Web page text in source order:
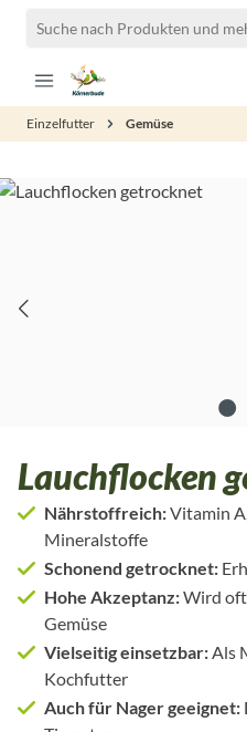
Zum Hauptinhalt springen
Einzelfutter Gemüse
Bildergalerie überspringen
Lauchflocken
Nährstoffreich:Vitamin
Mineralstoffe
Schonend getrocknet:
Hohe Akzeptanz:Wird oft
Gemüse
Vielseitig einsetzbar:Als
Kochfutter
Auch für Nager geeignet: